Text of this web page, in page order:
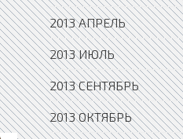
2013 АПРЕЛЬ
2013 ИЮЛЬ
2013 СЕНТЯБРЬ
2013 ОКТЯБРЬ